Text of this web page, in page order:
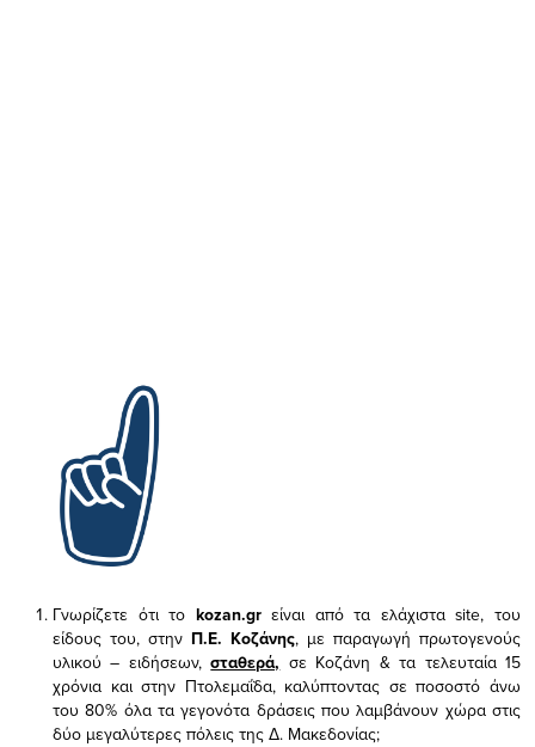
Γνωρίζετε ότι το kozan.gr είναι από τα ελάχισταsite, του
είδους του, στην Π.Ε. Κοζάνης, με παραγωγή πρωτογενούς
υλικού – ειδήσεων,σταθερά, σε Κοζάνη & τα τελευταία 15
χρόνια και στην Πτολεμαΐδα, καλύπτοντας σε ποσοστό άνω
του 80% όλα τα γεγονότα δράσεις που λαμβάνουν χώρα στις
δύο μεγαλύτερες πόλεις της Δ. Μακεδονίας;